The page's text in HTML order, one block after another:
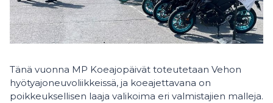
Tänä vuonna MP Koeajopäivät toteutetaan Vehon
hyötyajoneuvoliikkeissä, ja koeajettavana on
poikkeuksellisen laaja valikoima eri valmistajien malleja.